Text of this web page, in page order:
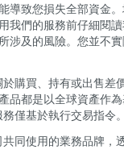
導致您損失全部資金
我們的服務前仔細閱
涉及的風險。您並不
購買、持有或出售差
品都是以全球資產作為
僅基於執行交易指令。
同使用的業務品牌，